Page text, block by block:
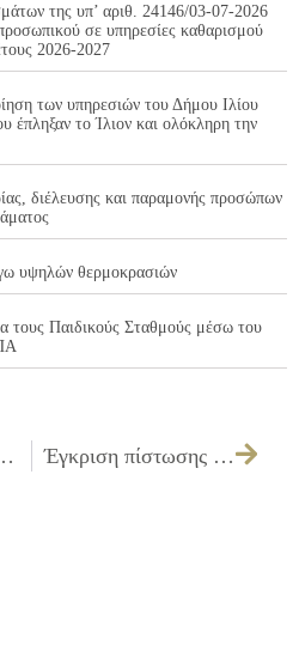
της υπ’ αριθ. 24146/03-07-2026
σε υπηρεσίες καθαρισμού
2026-2027
των υπηρεσιών του Δήμου Ιλίου
έπληξαν το Ίλιον και ολόκληρη την
διέλευσης και παραμονής προσώπων
υψηλών θερμοκρασιών
τους Παιδικούς Σταθμούς μέσω του
του Δ.Α.Ο. Ιλίου Έγκριση πίστωσης και τεχνικών προδιαγραφών ποσού 3.300,00 € με ΦΠΑ για την προμήθεια χρωμάτων για την συντήρηση των αθλητικών χώρων και καθορισμό τρόπου εκτέλεσης